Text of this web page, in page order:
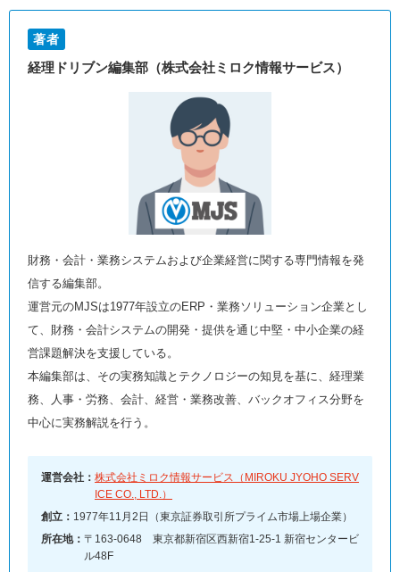
著者
経理ドリブン編集部（株式会社ミロク情報サービス）
財務・会計・業務システムおよび企業経営に関する専門情報を発
信する編集部。
運営元のMJSは1977年設立のERP・業務ソリューション企業とし
て、財務・会計システムの開発・提供を通じ中堅・中小企業の経
営課題解決を支援している。
本編集部は、その実務知識とテクノロジーの知見を基に、経理業
務、人事・労務、会計、経営・業務改善、バックオフィス分野を
中心に実務解説を行う。
運営会社： 株式会社ミロク情報サービス（MIROKU JYOHO SERV
ICE CO., LTD.）
創立： 1977年11月2日（東京証券取引所プライム市場上場企業）
所在地： 〒163-0648 東京都新宿区西新宿1-25-1 新宿センタービ
ル48F